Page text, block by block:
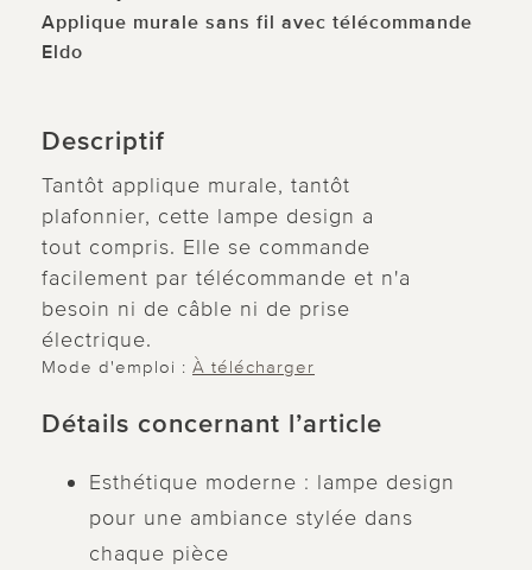
Applique murale sans fil avec télécommande
Eldo
Descriptif
Tantôt applique murale, tantôt
plafonnier, cette lampe design a
tout compris. Elle se commande
facilement par télécommande et n'a
besoin ni de câble ni de prise
électrique.
Mode d'emploi : À télécharger
Détails concernant l’article
Esthétique moderne : lampe design
pour une ambiance stylée dans
chaque pièce